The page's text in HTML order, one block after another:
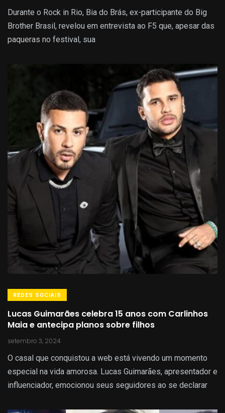
Durante o Rock in Rio, Bia do Brás, ex-participante do Big
Brother Brasil, revelou em entrevista ao F5 que, apesar das
paqueras no festival, sua
REDES SOCIAIS
Lucas Guimarães celebra 15 anos com Carlinhos
Maia e antecipa planos sobre filhos
setembro 3, 2024
O casal que conquistou a web está vivendo um momento
especial na vida amorosa. Lucas Guimarães, apresentador e
influenciador, emocionou seus seguidores ao se declarar